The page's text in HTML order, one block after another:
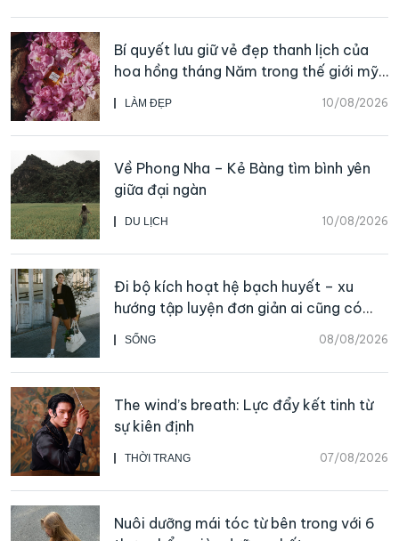
LÀM ĐẸP 10/08/2026
Bí quyết lưu giữ vẻ đẹp thanh lịch của
hoa hồng tháng Năm trong thế giới mỹ
phẩm và nước hoa CHANEL
DU LỊCH 10/08/2026
Về Phong Nha – Kẻ Bàng tìm bình yên
giữa đại ngàn
SỐNG 08/08/2026
Đi bộ kích hoạt hệ bạch huyết – xu
hướng tập luyện đơn giản ai cũng có
thể bắt đầu
THỜI TRANG 07/08/2026
The wind’s breath: Lực đẩy kết tinh từ
sự kiên định
Nuôi dưỡng mái tóc từ bên trong với 6